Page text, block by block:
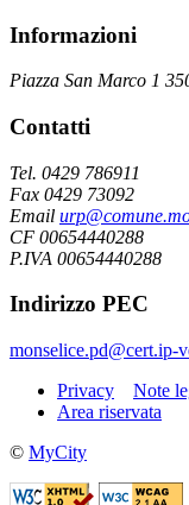
Informazioni
Piazza San Marco 1
Contatti
Tel. 0429 786911
Fax 0429 73092
Email
CF 00654440288
P.IVA 00654440288
Indirizzo PEC
monselice.pd@cert.ip-
Privacy
Note
Area riservata
© MyCity